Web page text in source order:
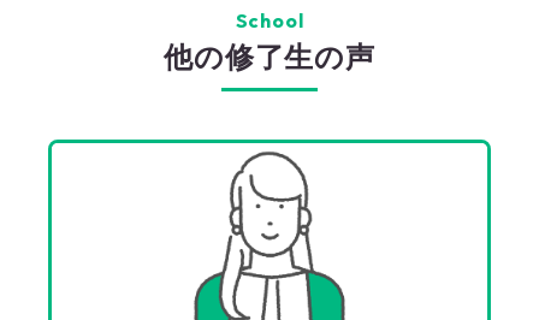
School
他の修了生の声